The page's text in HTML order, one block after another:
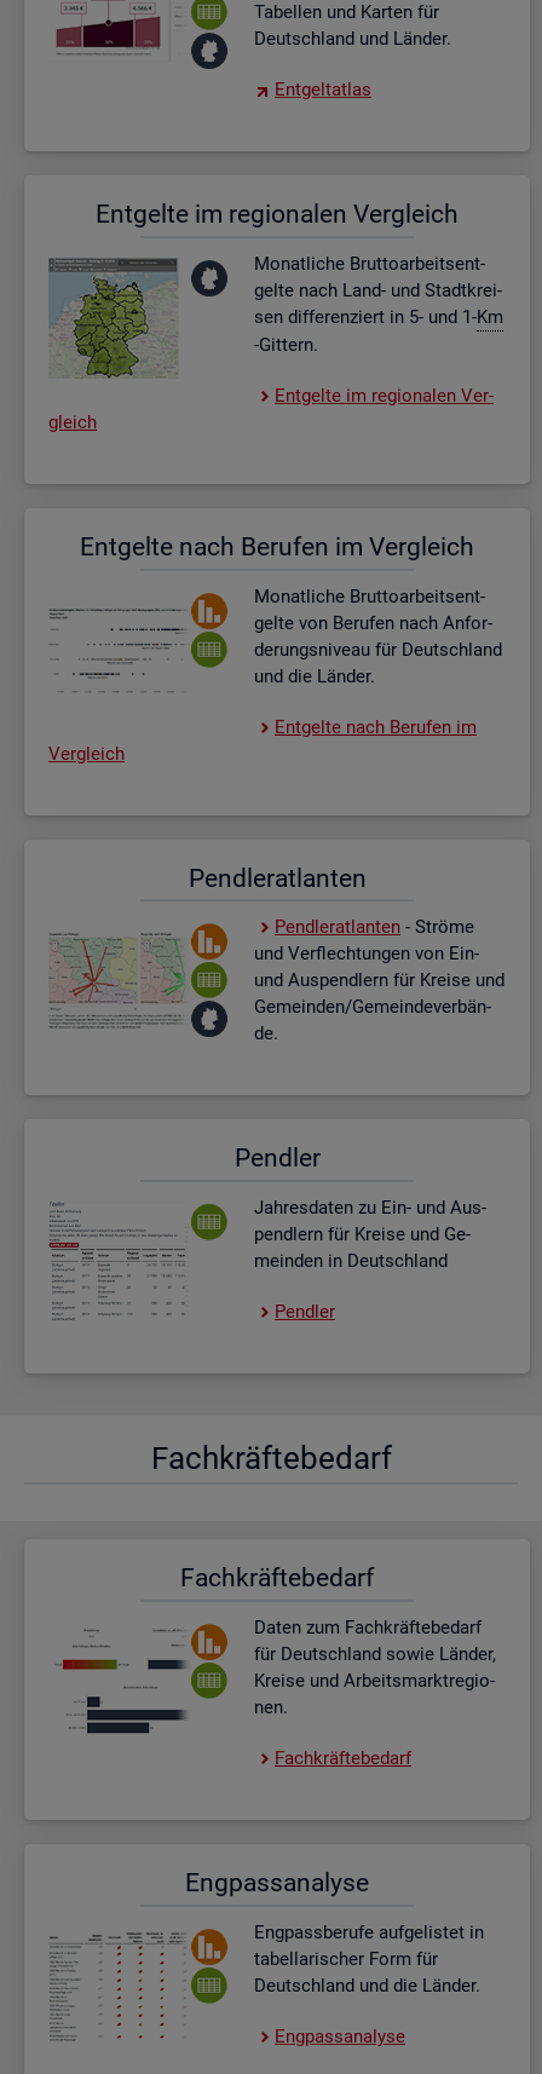
Ta­bel­len und Kar­ten für
Deutsch­land und Län­der.
Ent­gel­t­at­las
Ent­gel­te im re­gio­na­len Ver­gleich
Mo­nat­li­che Brut­to­ar­beits­ent­
gel­te nach Land- und Stadt­krei­
sen dif­fe­ren­ziert in 5- und 1-Km
-Git­tern.
Ent­gel­te im re­gio­na­len Ver­
gleich
Ent­gel­te nach Be­ru­fen im Ver­gleich
Mo­nat­li­che Brut­to­ar­beits­ent­
gel­te von Be­ru­fen nach An­for­
de­rungs­ni­veau für Deutsch­land
und die Län­der.
Ent­gel­te nach Be­ru­fen im
Ver­gleich
Pend­ler­at­lan­ten
Pend­ler­at­lan­ten - Strö­me
und Ver­flech­tun­gen von Ein-
und Aus­pend­lern für Krei­se und
Ge­mein­den/Ge­mein­de­ver­bän­
de.
Pend­ler
Jah­res­da­ten zu Ein- und Aus­
pend­lern für Krei­se und Ge­
mein­den in Deutsch­land
Pend­ler
Fach­kräf­te­be­darf
Fach­kräf­te­be­darf
Daten zum Fach­kräf­te­be­darf
für Deutsch­land sowie Län­der,
Krei­se und Ar­beits­markt­re­gio­
nen.
Fach­kräf­te­be­darf
Eng­pass­ana­ly­se
Eng­pass­be­ru­fe auf­ge­lis­tet in
ta­bel­la­ri­scher Form für
Deutsch­land und die Län­der.
Eng­pass­ana­ly­se